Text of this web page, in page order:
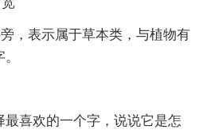
，表示属于草本类，与植物有
喜欢的一个字，说说它是怎